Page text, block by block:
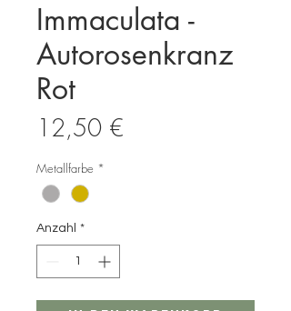
Immaculata -
Autorosenkranz
Rot
12,50 €
Metallfarbe *
Anzahl *